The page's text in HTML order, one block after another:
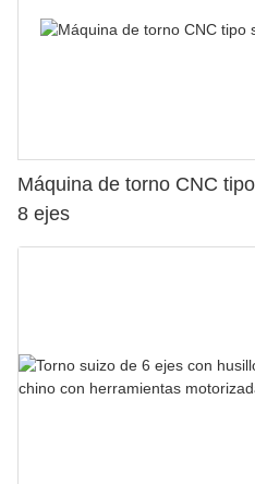
Máquina de torno CNC
8 ejes